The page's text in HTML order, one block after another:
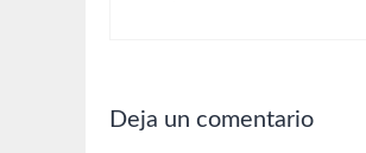
Deja un comentario